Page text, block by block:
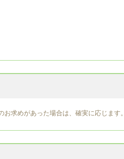
求めがあった場合は、確実に応じます。